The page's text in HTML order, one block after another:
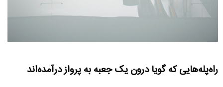
راه‌پله‌هایی که گویا درون یک جعبه به پرواز درآمده‌اند